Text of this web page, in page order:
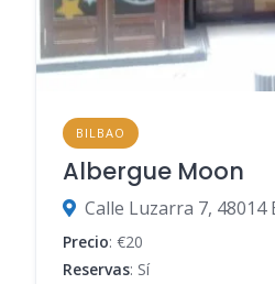
BILBAO
Albergue Moon
Precio: €20
Reservas: Sí